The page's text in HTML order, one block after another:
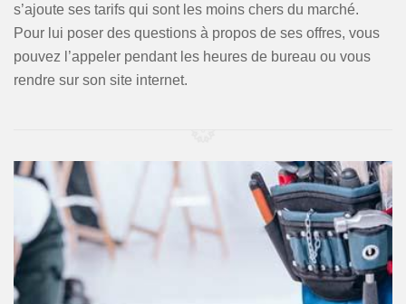
s’ajoute ses tarifs qui sont les moins chers du marché.
Pour lui poser des questions à propos de ses offres, vous
pouvez l’appeler pendant les heures de bureau ou vous
rendre sur son site internet.